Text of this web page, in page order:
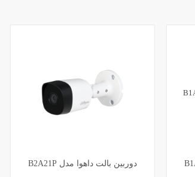
دوربین بالت داهوا مدل B2A21P